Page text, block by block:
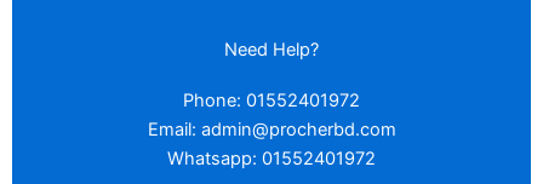
Need Help?
Phone: 01552401972
Email: admin@procherbd.com
Whatsapp: 01552401972